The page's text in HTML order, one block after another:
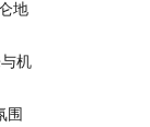
地
机
围